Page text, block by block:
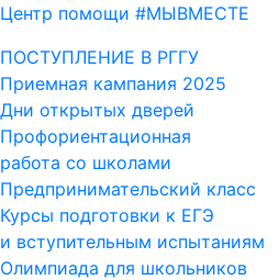
Центр помощи #МЫВМЕСТЕ
ПОСТУПЛЕНИЕ В РГГУ
Приемная кампания 2025
Дни открытых дверей
Профориентационная
работа со школами
Предпринимательский класс
Курсы подготовки к ЕГЭ
и вступительным испытаниям
Олимпиада для школьников